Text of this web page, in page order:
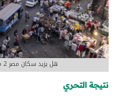
هل يزيد سكان مصر 2 مليون سنوياً حقاً؟
نتيجة التحري